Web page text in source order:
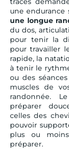
une endurance
une longue
du dos,
pour tenir la
pour travailler
rapide, la
à tenir le
ou des
muscles de
randonnée.
préparer
celles des
pouvoir
plus ou
préparer.